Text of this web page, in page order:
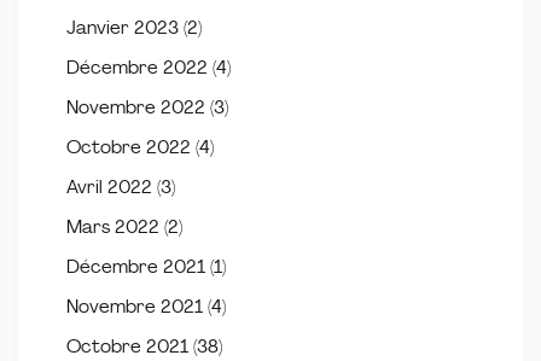
Janvier 2023 (2)
Décembre 2022 (4)
Novembre 2022 (3)
Octobre 2022 (4)
Avril 2022 (3)
Mars 2022 (2)
Décembre 2021 (1)
Novembre 2021 (4)
Octobre 2021 (38)